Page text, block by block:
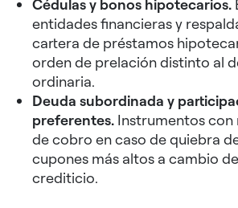
Cédulas y bonos hipotecarios.
entidades financieras y
cartera de préstamos
orden de prelación distinto al
ordinaria.
Deuda subordinada y
preferentes. Instrumentos
de cobro en caso de quiebra
cupones más altos a cambio
crediticio.